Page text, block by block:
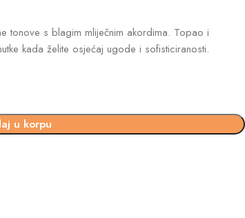
tonove s blagim mliječnim akordima. Topao i
kada želite osjećaj ugode i sofisticiranosti.
u korpu